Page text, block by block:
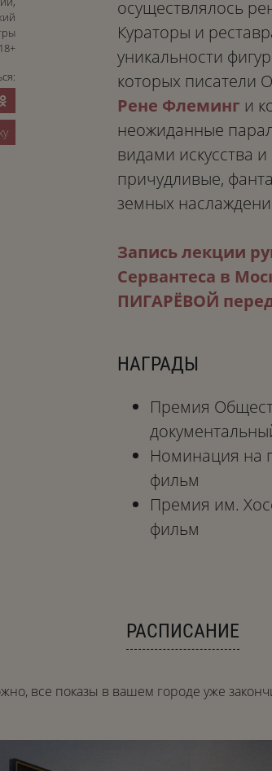
осуществлялось
Кураторы и
уникальности
которых писатели
Рене Флеминг и
неожиданные
видами искусства
причудливые,
земных
Запись лекции
Сервантеса в
ПИГАРЁВОЙ
НАГРАДЫ
Премия
Номинация на
фильм
Премия им.
фильм
18+
РАСПИСАНИЕ
все показы в вашем городе уже